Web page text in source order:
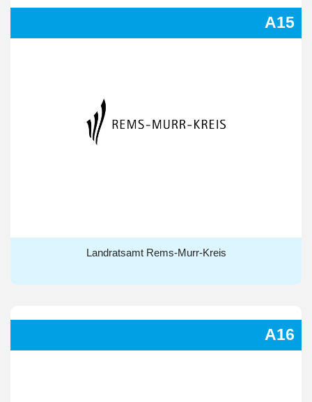
A15
Landratsamt Rems-Murr-Kreis
Landratsamt Rems-Murr-Kreis
A16